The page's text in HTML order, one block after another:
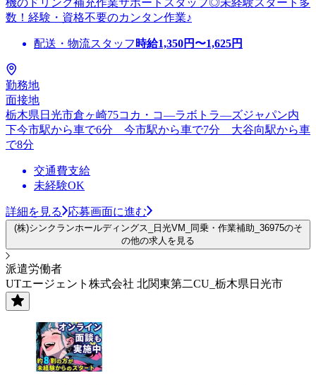
数！経験・資格不要のカンタン作業♪
配送・物流スタッフ 時給1,350円〜1,625円
勤務地
面接地
栃木県日光市倉ヶ崎75コカ・コ―ラボトラ―ズジャパン内
下今市駅から車で6分 今市駅から車で7分 大谷向駅から車
で8分
交通費支給
未経験OK
詳細を見る 応募画面に進む
(株)シンクランホールディングス_日光VM_同乗・作業補助_36975のそ
の他の求人を見る
派遣労働者
UTエージェント株式会社 北関東第二CU_栃木県日光市